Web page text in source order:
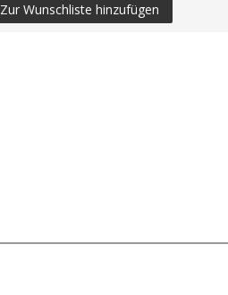
Zur Wunschliste hinzufügen